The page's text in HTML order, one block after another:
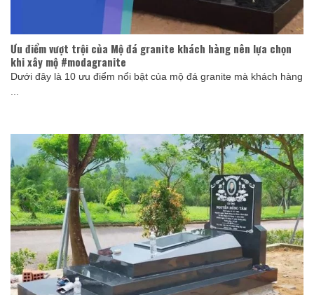
Ưu điểm vượt trội của Mộ đá granite khách hàng nên lựa chọn
khi xây mộ #modagranite
Dưới đây là 10 ưu điểm nổi bật của mộ đá granite mà khách hàng
...